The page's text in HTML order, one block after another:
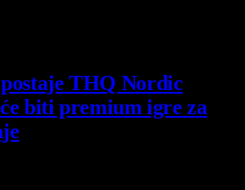
THQ Nordic
biti premium igre za